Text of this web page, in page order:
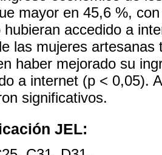
mayor en 45,6 %,
hubieran accedido a
las mujeres
haber mejorado su
a internet (p < 0,05).
significativos.
JEL: